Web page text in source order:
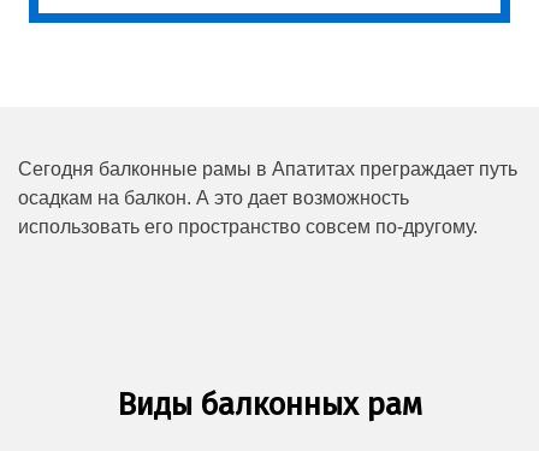
Сегодня балконные рамы в Апатитах преграждает путь
осадкам на балкон. А это дает возможность
использовать его пространство совсем по-другому.
Виды балконных рам